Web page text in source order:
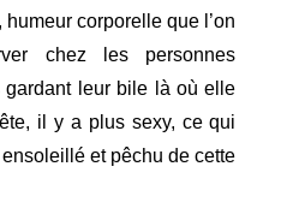
corporelle que l’on
chez les personnes
gardant leur bile là où elle
il y a plus sexy, ce qui
et pêchu de cette